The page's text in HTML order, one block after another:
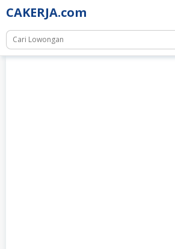
Skip
to
content
CAKERJA.com